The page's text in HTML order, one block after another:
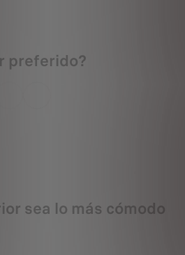
preferido?
sea lo más cómodo